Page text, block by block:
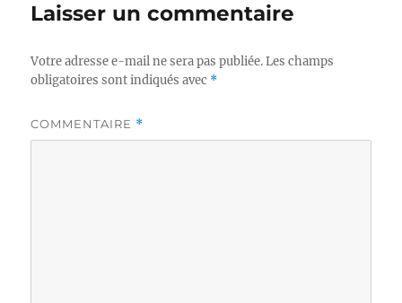
Laisser un commentaire
Votre adresse e-mail ne sera pas publiée. Les champs
obligatoires sont indiqués avec *
COMMENTAIRE *